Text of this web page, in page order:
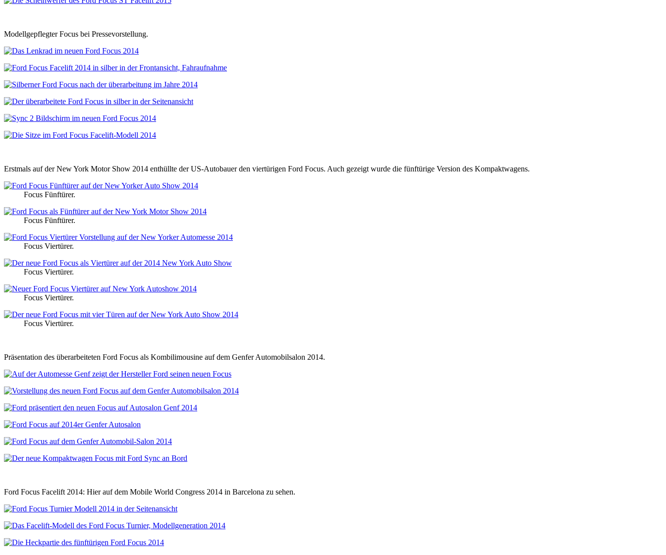
Modellgepflegter Focus bei Pressevorstellung.
Erstmals auf der New York Motor Show 2014 enthüllte der US-Autobauer den viertürigen Ford Focus. Auch gezeigt wurde die fünftürige Version des Kompaktwagens.
Focus Fünftürer.
Focus Fünftürer.
Focus Viertürer.
Focus Viertürer.
Focus Viertürer.
Focus Viertürer.
Präsentation des überarbeiteten Ford Focus als Kombilimousine auf dem Genfer Automobilsalon 2014.
Ford Focus Facelift 2014: Hier auf dem Mobile World Congress 2014 in Barcelona zu sehen.